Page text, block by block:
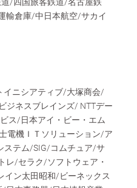
輸倉庫/中日本航空/サカイ
イニシアティブ/大塚商会/
ジネスブレインズ/ NTTデー
ス/日本アイ・ビー・エム
電機ＩＴソリューション/ア
ステム/SIG/コムチュア/サ
レ/セラク/ソフトウェア・
ン太田昭和/ビーネックス